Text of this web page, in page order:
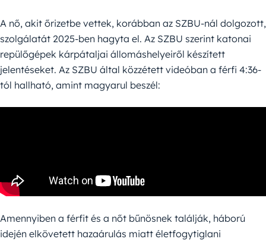
A nő, akit őrizetbe vettek, korábban az SZBU-nál dolgozott,
szolgálatát 2025-ben hagyta el. Az SZBU szerint katonai
repülőgépek kárpátaljai állomáshelyeiről készített
jelentéseket. Az SZBU által közzétett videóban a férfi 4:36-
tól hallható, amint magyarul beszél:
Amennyiben a férfit és a nőt bűnösnek találják, háború
idején elkövetett hazaárulás miatt életfogytiglani